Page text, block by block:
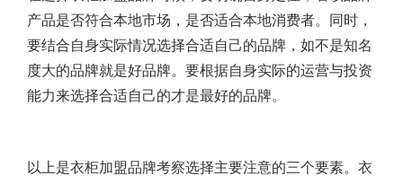
产品是否符合本地市场，是否适合本地消费者。同时，
要结合自身实际情况选择合适自己的品牌，如不是知名
度大的品牌就是好品牌。要根据自身实际的运营与投资
能力来选择合适自己的才是最好的品牌。
以上是衣柜加盟品牌考察选择主要注意的三个要素。衣